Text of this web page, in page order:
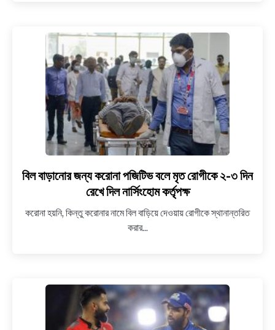
গর্জে
উঠলো
পশু
প্রেমীরা
link
to
বাড়ানোর
জন্য
মৃত
রোগীকে
২-৩
বিল বাড়ানোর জন্য করোনা পজিটিভ বলে মৃত রোগীকে ২-৩ দিন
রেখে দিল নার্সিংহোম কর্তৃপক্ষ
করোনা হয়নি, কিন্তু করোনার নামে বিল বাড়িয়ে দেওয়ায় রোগীকে স্থানান্তরিত
করার...